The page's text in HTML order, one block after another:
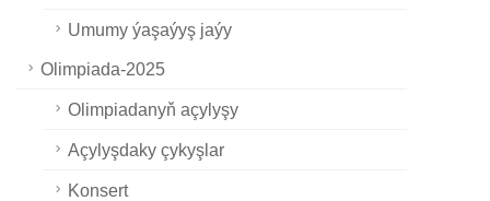
Umumy ýaşaýyş jaýy
Olimpiada-2025
Olimpiadanyň açylyşy
Açylyşdaky çykyşlar
Konsert